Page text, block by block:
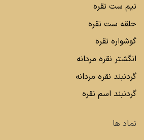
نیم ست نقره
حلقه ست نقره
گوشواره نقره
انگشتر نقره مردانه
گردنبند نقره مردانه
گردنبند اسم نقره
نماد ها